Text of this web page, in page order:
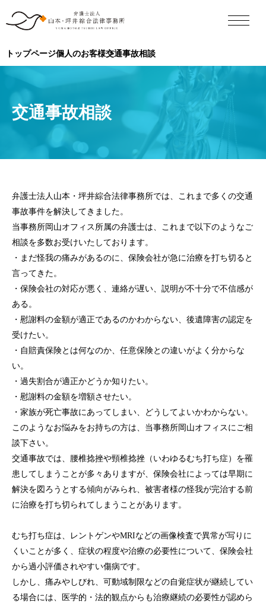
トップページ個人のお客様交通事故相談
交通事故相談
弁護士法人山本・坪井綜合法律事務所では、これまで多くの交通
事故事件を解決してきました。
当事務所岡山オフィス所属の弁護士は、これまで以下のようなご
相談を多数お受けいたしております。
・まだ怪我の痛みがあるのに、保険会社が急に治療を打ち切ると
言ってきた。
・保険会社の対応が悪く、連絡が遅い、説明が不十分で不信感が
ある。
・慰謝料の金額が適正であるのかわからない、後遺障害の認定を
受けたい。
・自賠責保険とは何なのか、任意保険との違いがよく分からな
い。
・過失割合が適正かどうか知りたい。
・慰謝料の金額を増額させたい。
・家族が死亡事故にあってしまい、どうしてよいかわからない。
このようなお悩みをお持ちの方は、当事務所岡山オフィスにご相
談下さい。
交通事故では、腰椎捻挫や頸椎捻挫（いわゆるむち打ち症）を罹
患してしまうことが多々ありますが、保険会社によっては早期に
解決を図ろうとする傾向がみられ、被害者様の怪我が完治する前
に治療を打ち切られてしまうことがあります。
むち打ち症は、レントゲンやMRIなどの画像検査で異常が写りに
くいことが多く、症状の程度や治療の必要性について、保険会社
から過小評価されやすい傷病です。
しかし、痛みやしびれ、可動域制限などの自覚症状が継続してい
る場合には、医学的・法的観点からも治療継続の必要性が認めら